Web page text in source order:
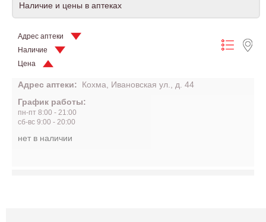
Наличие и цены в аптеках
Адрес аптеки
Наличие
Цена
Адрес аптеки:
Кохма, Ивановская ул., д. 44
График работы:
пн-пт 8:00 - 21:00
сб-вс 9:00 - 20:00
нет в наличии